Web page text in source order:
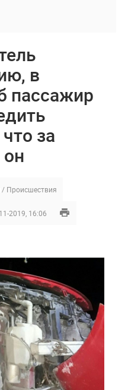
в
пассажир
за
/ Происшествия
2019, 16:06